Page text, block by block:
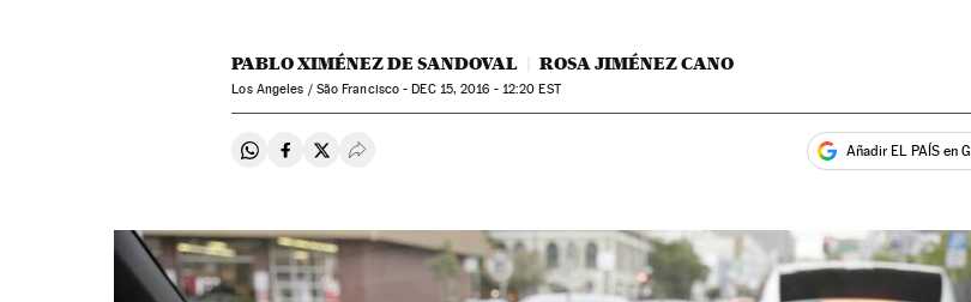
PABLO XIMÉNEZ DE SANDOVAL ROSA JIMÉNEZ CANO
Los Angeles / São Francisco -DEC15, 2016 - 12:20 EST
Compartir en Whatsapp
Compartir en Facebook
Compartir en Twitter
Desplegar Redes Sociales Añadir EL PAÍS en